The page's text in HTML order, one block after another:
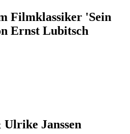
Filmklassiker 'Sein
Ernst Lubitsch
Janssen